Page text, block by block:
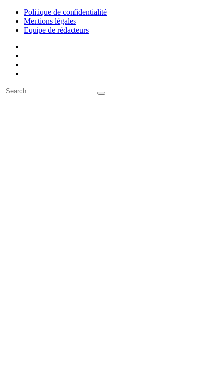
Politique de confidentialité
Mentions légales
Equipe de rédacteurs